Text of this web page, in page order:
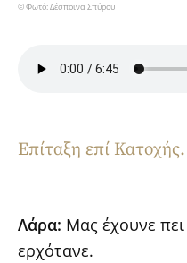
© Φωτό: Δέσποινα Σπύρου
Επίταξη επί Κατοχής.
Λάρα: Μας έχουνε
ερχότανε.